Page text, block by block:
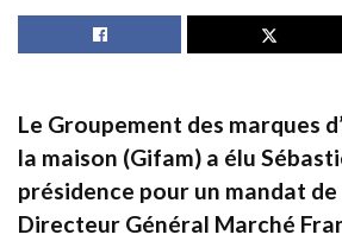
Le Groupement des marques
la maison (Gifam) a élu
présidence pour un mandat de
Directeur Général Marché